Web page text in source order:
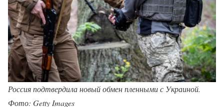
Россия подтвердила новый обмен пленными с Украиной.
Фото: Getty Images